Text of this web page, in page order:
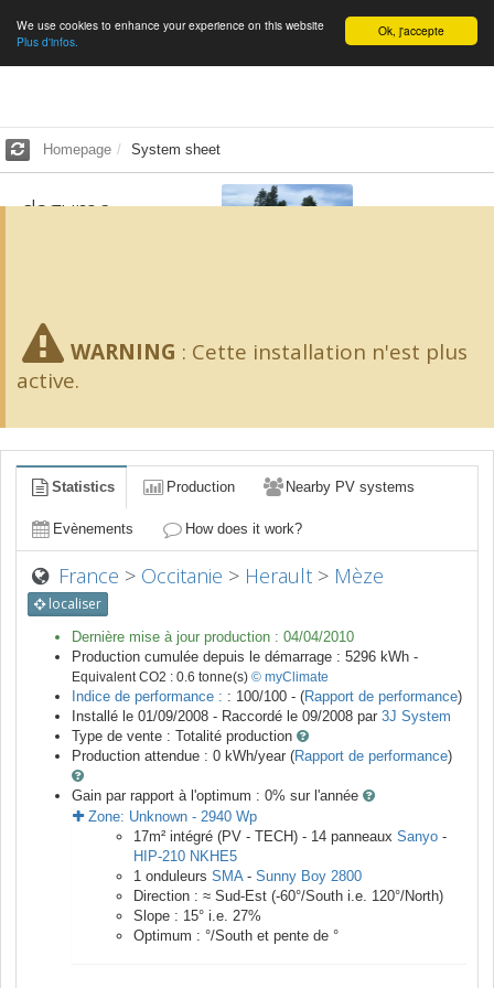
English Ok, j'accepte
We use cookies to enhance your experience on this website
Plus d'infos.
Homepage System sheet
dagume
WARNING : Cette installation n'est plus
active.
Statistics Production Nearby PV systems
Evènements How does it work?
France > Occitanie > Herault > Mèze
localiser
Dernière mise à jour production : 04/04/2010
Production cumulée depuis le démarrage : 5296 kWh -
Equivalent CO2 : 0.6 tonne(s) © myClimate
Indice de performance : : 100/100 - (Rapport de performance)
Installé le 01/09/2008 - Raccordé le 09/2008 par 3J System
Type de vente : Totalité production
Production attendue : 0 kWh/year (Rapport de performance)
Gain par rapport à l'optimum : 0% sur l'année
Zone: Unknown - 2940 Wp
17m² intégré (PV - TECH) - 14 panneaux Sanyo -
HIP-210 NKHE5
1 onduleurs SMA- Sunny Boy 2800
Direction : ≈ Sud-Est (-60°/South i.e. 120°/North)
Slope : 15° i.e. 27%
Optimum : °/South et pente de °